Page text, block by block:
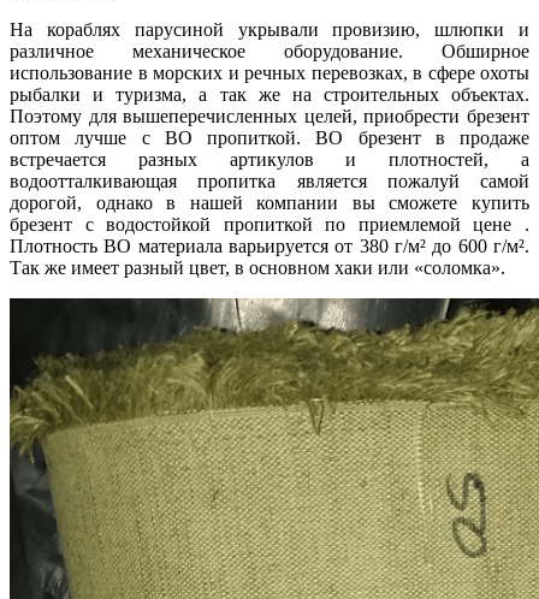
На кораблях парусиной укрывали провизию, шлюпки и
различное механическое оборудование. Обширное
использование в морских и речных перевозках, в сфере охоты
рыбалки и туризма, а так же на строительных объектах.
Поэтому для вышеперечисленных целей, приобрести брезент
оптом лучше с ВО пропиткой. ВО брезент в продаже
встречается разных артикулов и плотностей, а
водоотталкивающая пропитка является пожалуй самой
дорогой, однако в нашей компании вы сможете купить
брезент с водостойкой пропиткой по приемлемой цене .
Плотность ВО материала варьируется от 380 г/м² до 600 г/м².
Так же имеет разный цвет, в основном хаки или «соломка».